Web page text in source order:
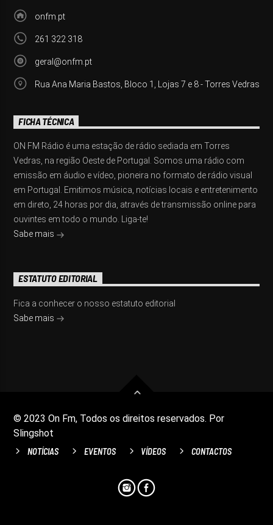
onfm.pt
261 322 318
geral@onfm.pt
Rua Ana Maria Bastos, Bloco 1, Lojas 7 e 8 - Torres Vedras
FICHA TÉCNICA
ON FM Rádio é uma estação de rádio sediada em Torres
Vedras, na região Oeste de Portugal. Somos uma rádio com
emissão em áudio e vídeo, pioneira no formato de rádio visual
em Portugal. Emitimos música, notícias locais e entretenimento
em direto, 24 horas por dia, através de transmissão online para
ouvintes em todo o mundo. Liga-te!
Sabe mais
ESTATUTO EDITORIAL
Fica a conhecer o nosso estatuto editorial
Sabe mais
© 2023 On Fm, Todos os direitos reservados. Por
Slingshot
NOTÍCIAS EVENTOS VÍDEOS CONTACTOS